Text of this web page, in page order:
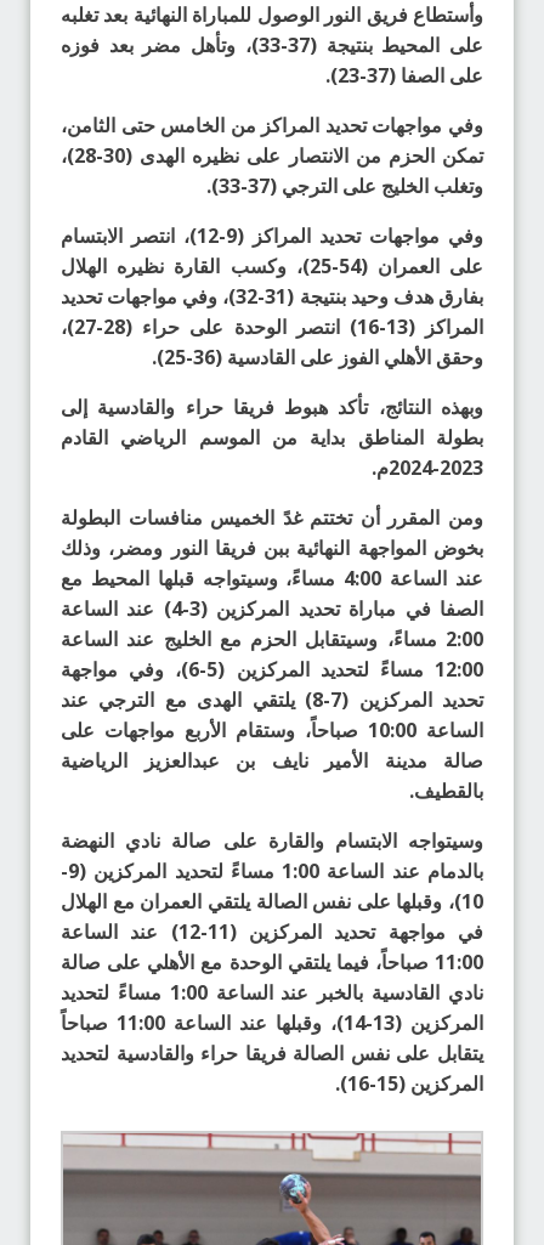
وأستطاع فريق النور الوصول للمباراة النهائية بعد تغلبه
على المحيط بنتيجة (37-33)، وتأهل مضر بعد فوزه
على الصفا (37-23).
وفي مواجهات تحديد المراكز من الخامس حتى الثامن،
تمكن الحزم من الانتصار على نظيره الهدى (30-28)،
وتغلب الخليج على الترجي (37-33).
وفي مواجهات تحديد المراكز (9-12)، انتصر الابتسام
على العمران (54-25)، وكسب القارة نظيره الهلال
بفارق هدف وحيد بنتيجة (31-32)، وفي مواجهات تحديد
المراكز (13-16) انتصر الوحدة على حراء (28-27)،
وحقق الأهلي الفوز على القادسية (36-25).
وبهذه النتائج، تأكد هبوط فريقا حراء والقادسية إلى
بطولة المناطق بداية من الموسم الرياضي القادم
2023-2024م.
ومن المقرر أن تختتم غدً الخميس منافسات البطولة
بخوض المواجهة النهائية ببن فريقا النور ومضر، وذلك
عند الساعة 4:00 مساءً، وسيتواجه قبلها المحيط مع
الصفا في مباراة تحديد المركزين (3-4) عند الساعة
2:00 مساءً، وسيتقابل الحزم مع الخليج عند الساعة
12:00 مساءً لتحديد المركزين (5-6)، وفي مواجهة
تحديد المركزين (7-8) يلتقي الهدى مع الترجي عند
الساعة 10:00 صباحاً، وستقام الأربع مواجهات على
صالة مدينة الأمير نايف بن عبدالعزيز الرياضية
بالقطيف.
وسيتواجه الابتسام والقارة على صالة نادي النهضة
بالدمام عند الساعة 1:00 مساءً لتحديد المركزين (9-
10)، وقبلها على نفس الصالة يلتقي العمران مع الهلال
في مواجهة تحديد المركزين (11-12) عند الساعة
11:00 صباحاً، فيما يلتقي الوحدة مع الأهلي على صالة
نادي القادسية بالخبر عند الساعة 1:00 مساءً لتحديد
المركزين (13-14)، وقبلها عند الساعة 11:00 صباحاً
يتقابل على نفس الصالة فريقا حراء والقادسية لتحديد
المركزين (15-16).